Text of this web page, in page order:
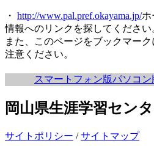
・ http://www.pal.pref.okayama.jp/ホ
情報へのリンクを探してください
また、このページをブックマー
注意ください。
スマートフォン版パソコン
岡山県生涯学習セン
サイトポリシー /サイトマップ